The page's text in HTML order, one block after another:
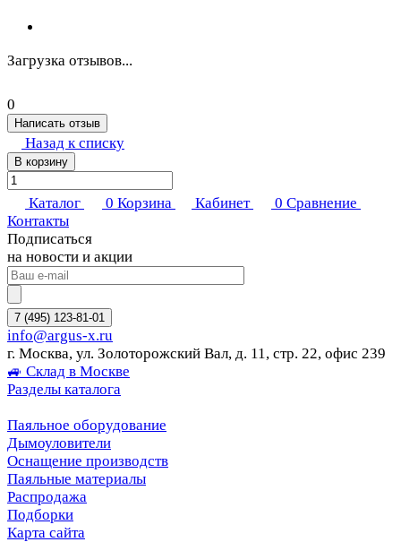
Загрузка отзывов...
0
Написать отзыв
Назад к списку
В корзину
Каталог 0 Корзина Кабинет 0 Сравнение
Контакты
Подписаться
на новости и акции
7 (495) 123-81-01
info@argus-x.ru
г. Москва, ул. Золоторожский Вал, д. 11, стр. 22, офис 239
🚙 Склад в Москве
Разделы каталога
Паяльное оборудование
Дымоуловители
Оснащение производств
Паяльные материалы
Распродажа
Подборки
Карта сайта